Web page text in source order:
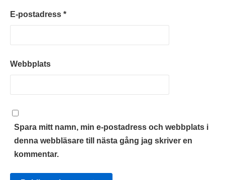
E-postadress *
Webbplats
Spara mitt namn, min e-postadress och webbplats i
denna webbläsare till nästa gång jag skriver en
kommentar.